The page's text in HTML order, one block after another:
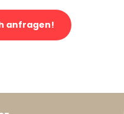
anfragen!